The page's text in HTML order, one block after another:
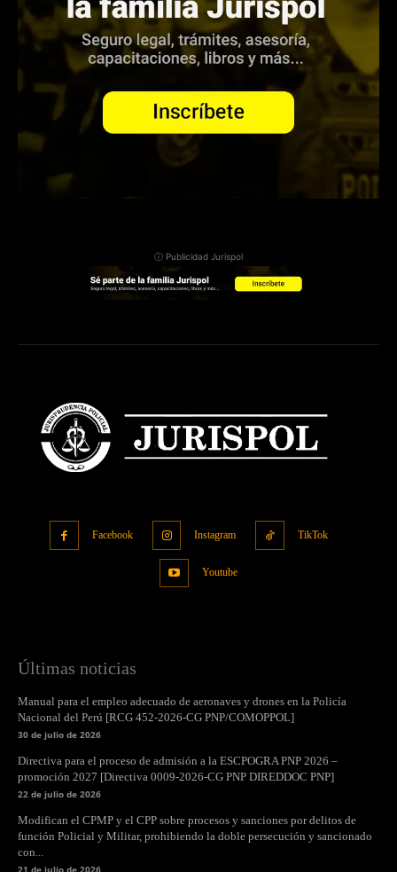
ⓘ Publicidad Jurispol
Facebook Instagram TikTok
Youtube
Últimas noticias
Manual para el empleo adecuado de aeronaves y drones en la Policía
Nacional del Perú [RCG 452-2026-CG PNP/COMOPPOL]
30 de julio de 2026
Directiva para el proceso de admisión a la ESCPOGRA PNP 2026 –
promoción 2027 [Directiva 0009-2026-CG PNP DIREDDOC PNP]
22 de julio de 2026
Modifican el CPMP y el CPP sobre procesos y sanciones por delitos de
función Policial y Militar, prohibiendo la doble persecución y sancionado
con...